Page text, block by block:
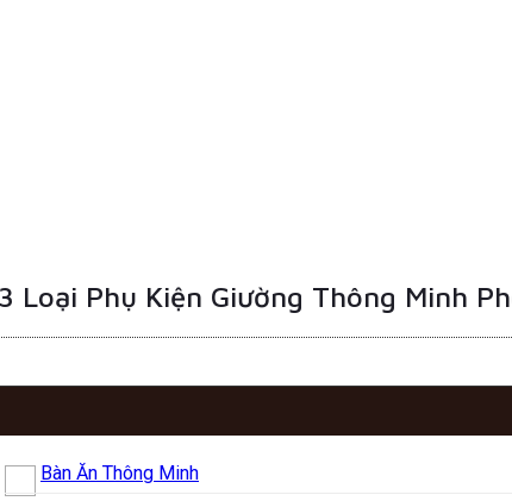
Loại Phụ Kiện Giường Thông Minh
Bàn Ăn Thông Minh